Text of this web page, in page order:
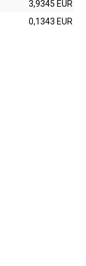
3,9345 EUR
0,1343 EUR